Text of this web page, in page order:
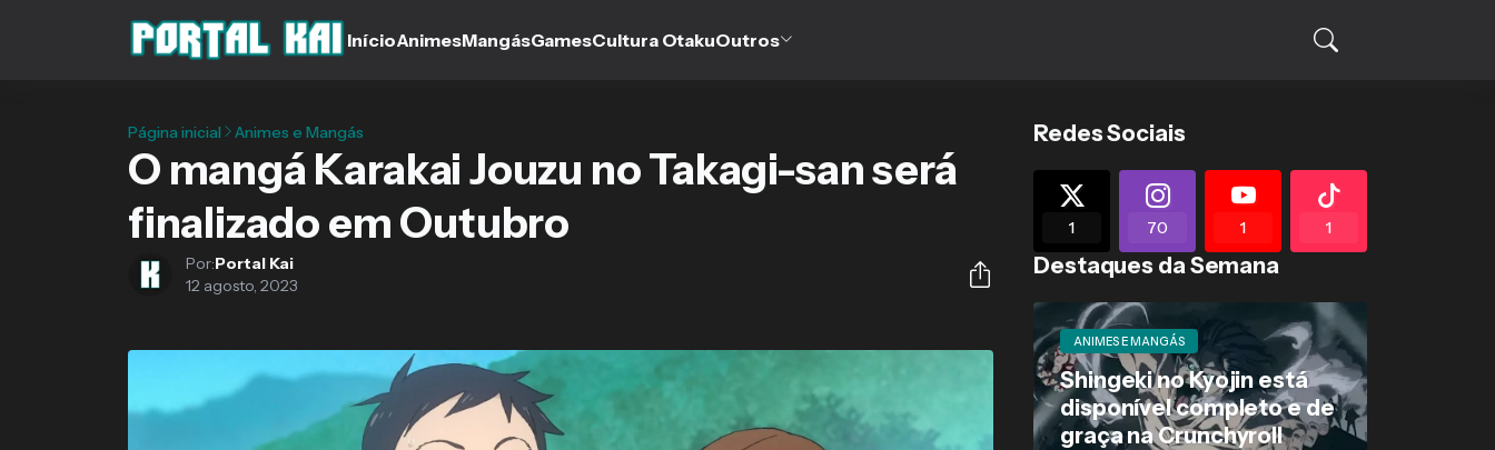
InícioAnimesMangásGamesCultura OtakuOutros
Página inicial Animes e Mangás
O mangá Karakai Jouzu no Takagi-san será
finalizado em Outubro
Por:Portal Kai
12 agosto, 2023
Redes Sociais
1 70 1 1
Destaques da Semana
ANIMES E MANGÁS
Shingeki no Kyojin está
disponível completo e de
graça na Crunchyroll